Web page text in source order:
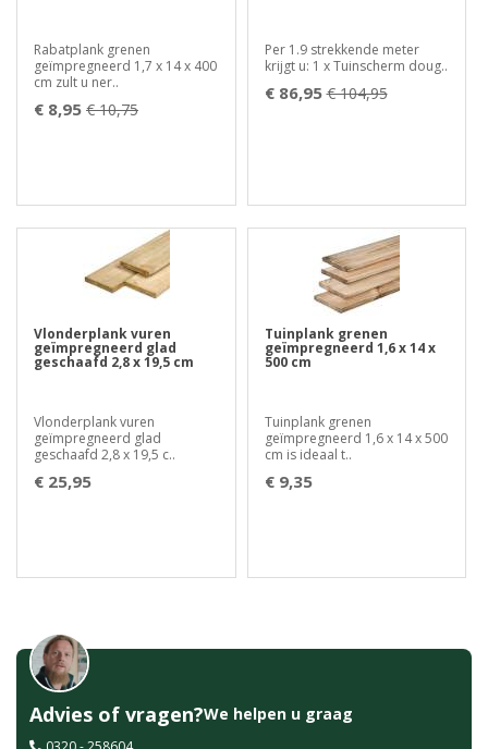
Rabatplank grenen
geïmpregneerd 1,7 x 14 x 400
cm zult u ner..
€ 8,95 € 10,75
Per 1.9 strekkende meter
krijgt u: 1 x Tuinscherm doug..
€ 86,95 € 104,95
Vlonderplank vuren
geïmpregneerd glad
geschaafd 2,8 x 19,5 cm
Vlonderplank vuren
geïmpregneerd glad
geschaafd 2,8 x 19,5 c..
€ 25,95
Tuinplank grenen
geïmpregneerd 1,6 x 14 x
500 cm
Tuinplank grenen
geïmpregneerd 1,6 x 14 x 500
cm is ideaal t..
€ 9,35
Advies of vragen?We helpen u graag